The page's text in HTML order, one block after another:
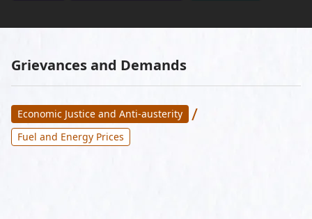
Grievances and Demands
Economic Justice and Anti-austerity /
Fuel and Energy Prices